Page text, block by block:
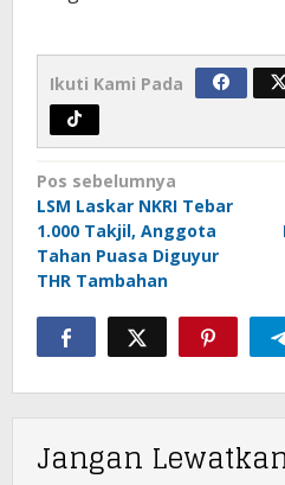
Ikuti Kami Pada
Navigasi
pos
Pos sebelumnya
LSM Laskar NKRI Tebar
1.000 Takjil, Anggota
Tahan Puasa Diguyur
THR Tambahan
Jangan